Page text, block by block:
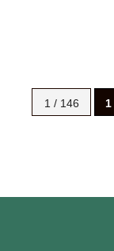
1 / 146 1